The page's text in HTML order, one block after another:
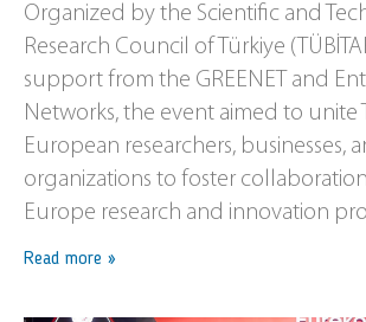
Organized by the Scientific and
Research Council of Türkiye
support from the GREENET and
Networks, the event aimed to unite
European researchers, businesses,
organizations to foster
Europe research and innovation
Read more »